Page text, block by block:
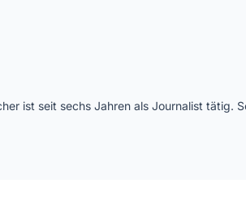
ist seit sechs Jahren als Journalist tätig.